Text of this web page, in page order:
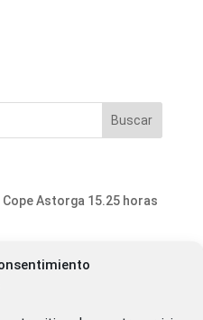
Astorga 15.25 horas